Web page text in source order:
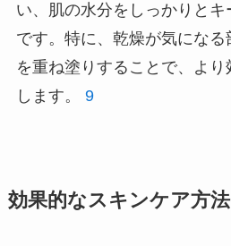
い、肌の水分をしっかりとキ
です。特に、乾燥が気にな
を重ね塗りすることで、よ
します。 9
効果的なスキンケア方法